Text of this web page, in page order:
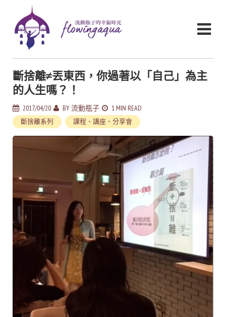
斷捨離≠丟東西，你過著以「自己」為主
的人生嗎？！
2017/04/20 BY流動瓶子 1 MIN READ
斷捨離系列 課程、講座、分享會